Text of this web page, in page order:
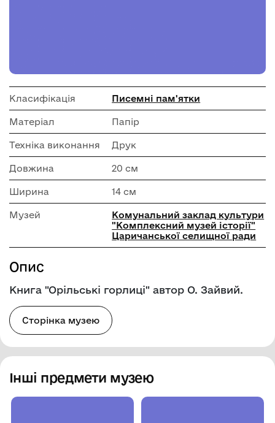
Класифікація Писемні пам'ятки
Матеріал Папір
Техніка виконання Друк
Довжина 20 см
Ширина 14 см
Музей
Комунальний заклад культури
"Комплексний музей історії"
Царичанської селищної ради
Опис
Книга "Орільські горлиці" автор О. Зайвий.
Сторінка музею
Інші предмети музею